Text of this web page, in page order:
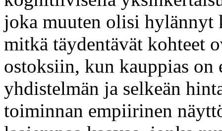
joka muuten olisi hylännyt
mitkä täydentävät kohteet
ostoksiin, kun kauppias on
yhdistelmän ja selkeän
toiminnan empiirinen